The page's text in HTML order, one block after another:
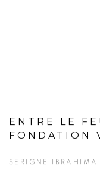
ENTRE LE
FONDATION
SERIGNE IBRAHIMA